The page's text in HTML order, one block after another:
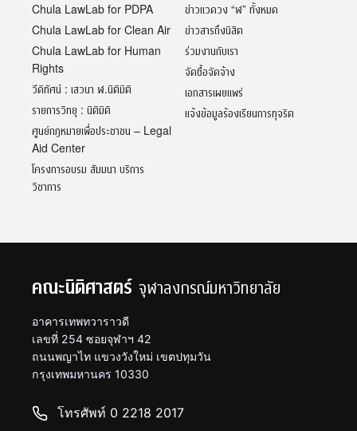
Chula LawLab for PDPA
Chula LawLab for Clean Air
Chula LawLab for Human
Rights
วีดิทัศน์ : เสวนา ฬ.นิติมิติ
รายการวิทยุ : นิติมิติ
ศูนย์กฎหมายเพื่อประชาชน – Legal
Aid Center
โครงการอบรม สัมมนา บริการ
วิชาการ
ข่าวแวดวง “ฬ” ทั้งหมด
ข่าวสารถึงนิสิต
ร่วมงานกับเรา
จัดซื้อจัดจ้าง
เอกสารเผยแพร่
แจ้งข้อมูลร้องเรียนการทุจริต
คณะนิติศาสตร์ จุฬาลงกรณ์มหาวิทยาลัย
อาคารเทพทวาราวดี
เลขที่ 254 ซอยจุฬาฯ 42
ถนนพญาไท แขวงวังใหม่ เขตปทุมวัน
กรุงเทพมหานคร 10330
โทรศัพท์ 0 2218 2017